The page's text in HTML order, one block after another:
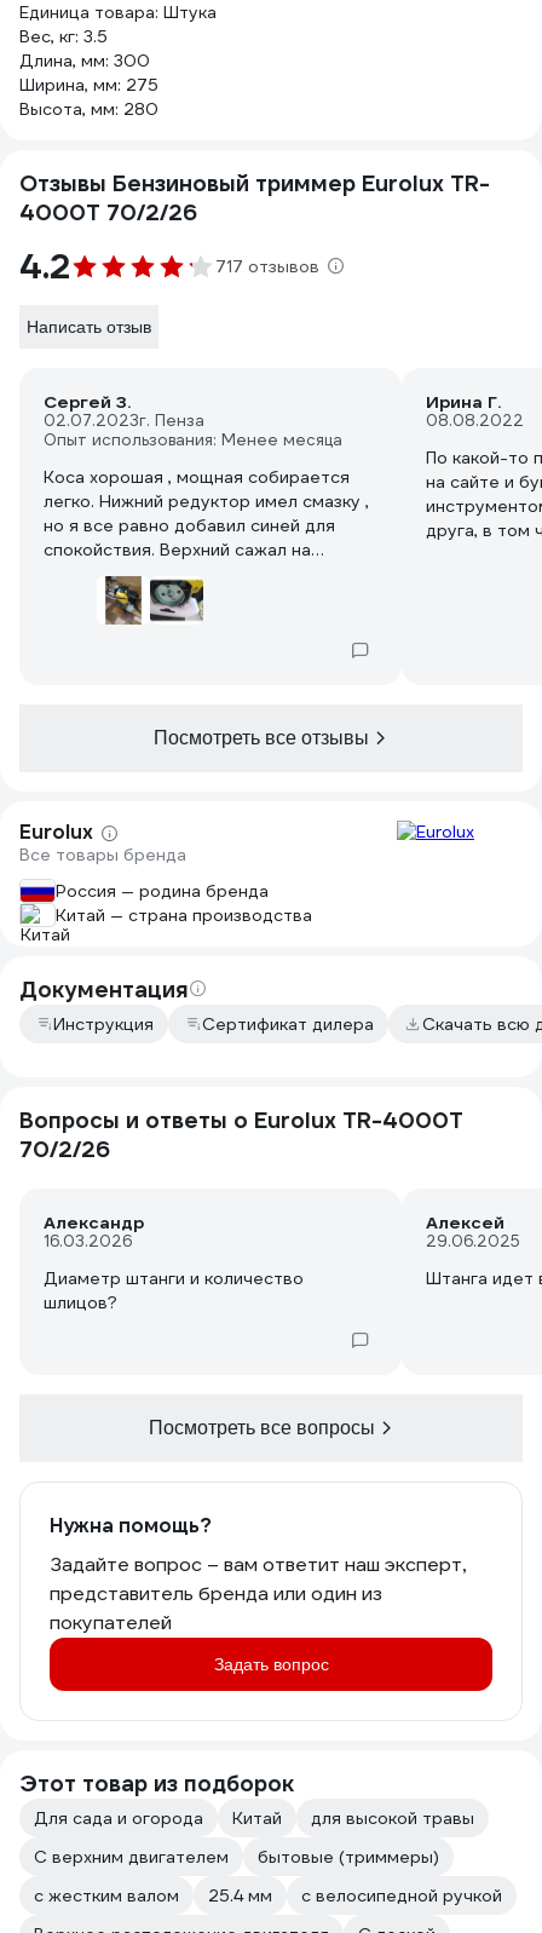
Единица товара: Штука
Вес, кг: 3.5
Длина, мм: 300
Ширина, мм: 275
Высота, мм: 280
Отзывы Бензиновый триммер Eurolux TR-
4000T 70/2/26
4.2 717 отзывов
Написать отзыв
Сергей З.
02.07.2023г. Пенза
Опыт использования: Менее месяца
Коса хорошая , мощная собирается
легко. Нижний редуктор имел смазку ,
но я все равно добавил синей для
спокойствия. Верхний сажал на
фиксатор резьбы. Бензин 2т
полусинтетика, мерная ёмкость в
комплекте 0,5 л. Не сразу разобрался
стабильные ровные , косил высокие
подточил болгаркой . Режет хорошо и
стебли лопухов и поросли сливы и
вишни даже яблоню чуть не срубил
молодую (. Обнаружил слабый узел ,
ручной стартер его металлическая
пришлось доработать напильником.
Но ничего все собралось и работает .
По мне отличная коса. На средних
плече с ремнем из комплекта
работать нормально . Только нужно
Ирина Г.
08.08.2022
По какой-то
на сайте и
друга, в том
почти литр
соток по
Посмотреть все отзывы
Eurolux
Все товары бренда
Россия — родина бренда
Китай — страна производства
Документация
Инструкция Сертификат дилера Скачать всю
Вопросы и ответы о Eurolux TR-4000T
70/2/26
Александр
16.03.2026
Диаметр штанги и количество
шлицов?
Алексей
29.06.2025
Штанга идет
Посмотреть все вопросы
Нужна помощь?
Задайте вопрос – вам ответит наш эксперт,
представитель бренда или один из
покупателей
Задать вопрос
Этот товар из подборок
Для сада и огорода Китай
для высокой травы
С верхним двигателем
бытовые (триммеры)
с жестким валом
25.4 мм
с велосипедной ручкой